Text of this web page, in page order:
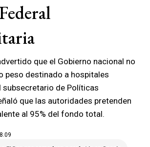
que el Gobierno nacional no
peso destinado a hospitales
subsecretario de Políticas
que las autoridades pretenden
al 95% del fondo total.